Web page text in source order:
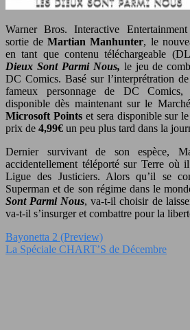
Warner Bros. Interactive
sortie deMartian Manhunter, le
en tant que contenu téléchargeable
Dieux Sont Parmi Nous, le jeu de
DC Comics. Basé sur l’interprétration
fameux personnage de DC Comics,
disponible dès maintenant sur le
Microsoft Pointset sera disponible sur
prix de 4,99€ un peu plus tard dans la
Dernier survivant de son espèce,
accidentellement téléporté sur Terre où
Ligue des Justiciers. Alors qu’il se
Superman et de son régime dans le
Sont Parmi Nous, va-t-il choisir de
va-t-il s’insurger et combattre pour la
Bayonetta 2 (Preview)
La Spéciale CHART’S de Décembre